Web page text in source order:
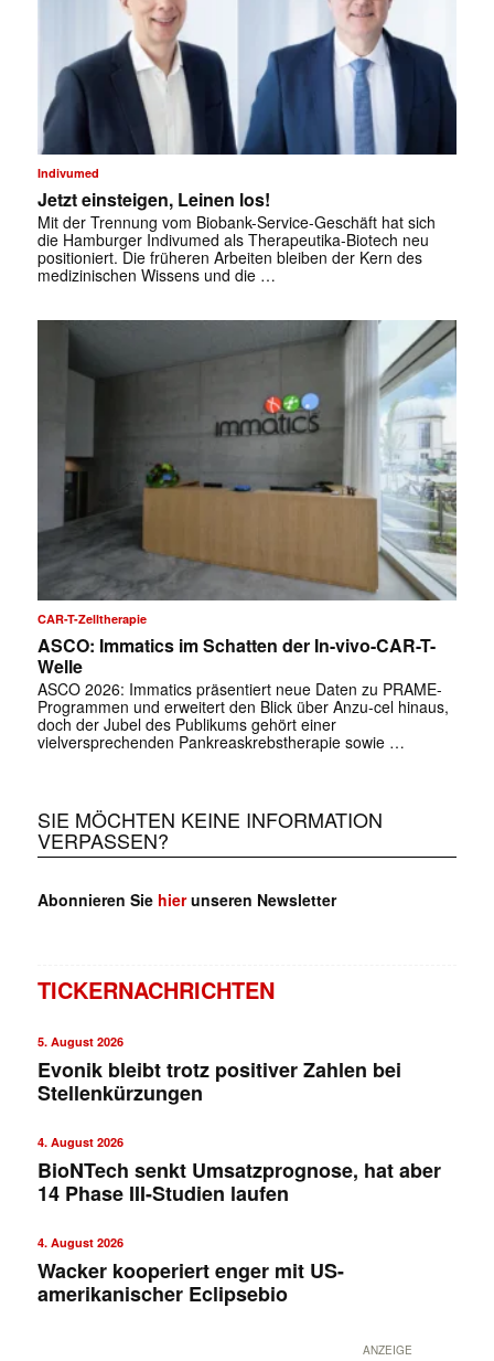
✕
Indivumed
Jetzt einsteigen, Leinen los!
Mit der Trennung vom Biobank-Service-Geschäft hat sich
die Hamburger Indivumed als Therapeutika-Biotech neu
positioniert. Die früheren ­Arbeiten bleiben der Kern des
medizinischen Wissens und die …
CAR-T-Zelltherapie
ASCO: Immatics im Schatten der In-vivo-CAR-T-
Welle
ASCO 2026: Immatics präsentiert neue Daten zu PRAME-
Programmen und erweitert den Blick über Anzu-cel hinaus,
doch der Jubel des Publikums gehört einer
vielversprechenden Pankreaskrebstherapie sowie …
SIE MÖCHTEN KEINE INFORMATION
VERPASSEN?
Abonnieren Sie hierunseren Newsletter
TICKERNACHRICHTEN
5. August 2026
Evonik bleibt trotz positiver Zahlen bei
Stellenkürzungen
4. August 2026
BioNTech senkt Umsatzprognose, hat aber
14 Phase III-Studien laufen
4. August 2026
Wacker kooperiert enger mit US-
amerikanischer Eclipsebio
ANZEIGE